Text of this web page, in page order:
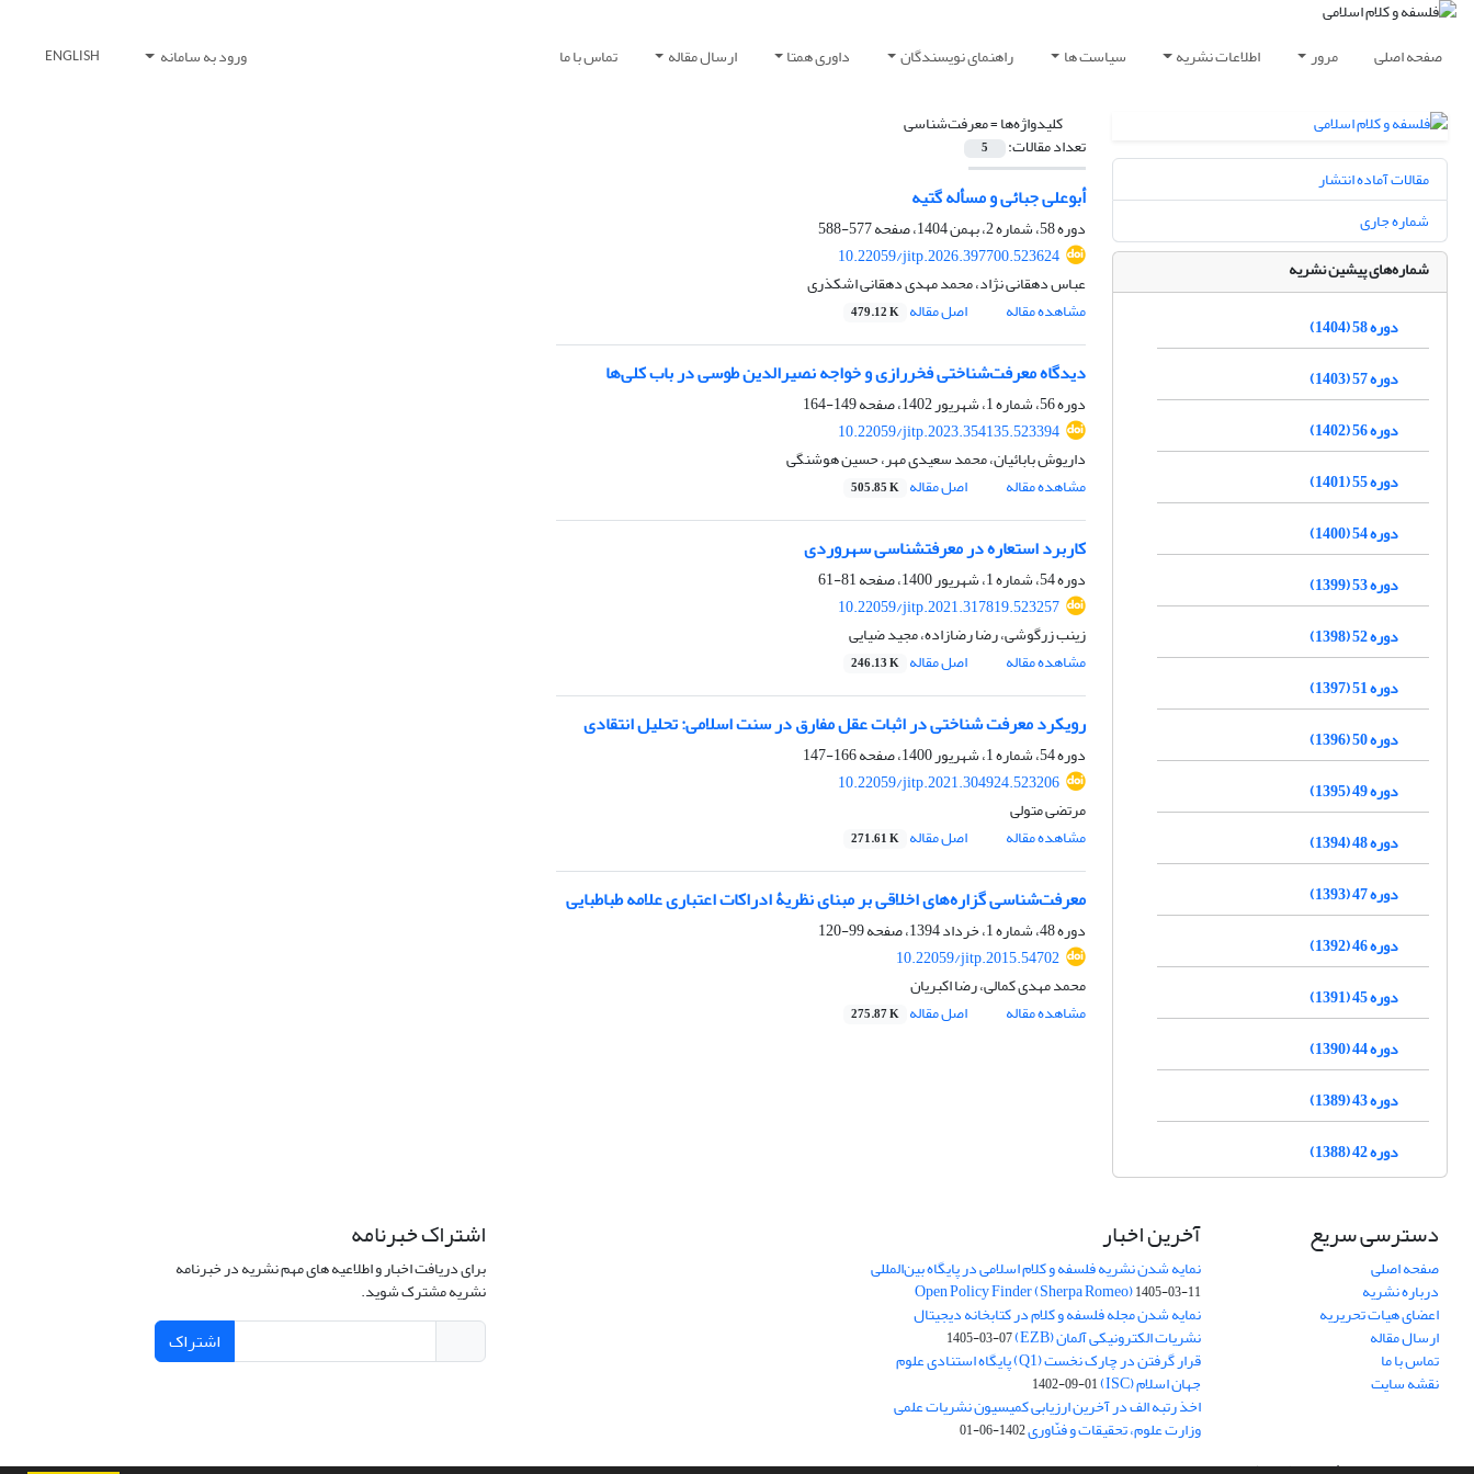
صفحه اصلی مرور اطلاعات نشریه سیاست ها راهنمای نویسندگان داوری همتا ارسال مقاله تماس با ما ورود به سامانه ENGLISH
کلیدواژه‌ها =معرفت‌شناسی
تعداد مقالات: 5
أبوعلی جبائی و مسأله گتیه
دوره 58، شماره 2، بهمن 1404، صفحه
577-588
10.22059/jitp.2026.397700.523624
عباس دهقانی نژاد، محمد مهدی دهقانی اشکذری
مشاهده مقاله
اصل مقاله 479.12 K
دیدگاه معرفت‌شناختی فخررازی و خواجه نصیرالدین طوسی در باب کلی‌ها
دوره 56، شماره 1، شهریور 1402، صفحه
149-164
10.22059/jitp.2023.354135.523394
داریوش بابائیان، محمد سعیدی مهر، حسین هوشنگی
مشاهده مقاله
اصل مقاله 505.85 K
کاربرد استعاره در معرفتشناسی سهروردی
دوره 54، شماره 1، شهریور 1400، صفحه
81-61
10.22059/jitp.2021.317819.523257
زینب زرگوشی، رضا رضازاده، مجید ضیایی
مشاهده مقاله
اصل مقاله 246.13 K
رویکرد معرفت شناختی در اثبات عقل مفارق در سنت اسلامی: تحلیل انتقادی
دوره 54، شماره 1، شهریور 1400، صفحه
166-147
10.22059/jitp.2021.304924.523206
مرتضی متولی
مشاهده مقاله
اصل مقاله 271.61 K
معرفت‌شناسی گزاره‌های اخلاقی بر مبنای نظریۀ ادراکات اعتباری علامه طباطبایی
دوره 48، شماره 1، خرداد 1394، صفحه
99-120
10.22059/jitp.2015.54702
محمد مهدی کمالی، رضا اکبریان
مشاهده مقاله
اصل مقاله 275.87 K
مقالات آماده انتشار
شماره جاری
شماره‌های پیشین نشریه
دوره 58 (1404)
دوره 57 (1403)
دوره 56 (1402)
دوره 55 (1401)
دوره 54 (1400)
دوره 53 (1399)
دوره 52 (1398)
دوره 51 (1397)
دوره 50 (1396)
دوره 49 (1395)
دوره 48 (1394)
دوره 47 (1393)
دوره 46 (1392)
دوره 45 (1391)
دوره 44 (1390)
دوره 43 (1389)
دوره 42 (1388)
دسترسی سریع
صفحه اصلی
درباره نشریه
اعضای هیات تحریریه
ارسال مقاله
تماس با ما
نقشه سایت
آخرین اخبار
نمایه شدن نشریه فلسفه و کلام اسلامی در پایگاه بین‌المللی
Open Policy Finder (Sherpa Romeo)1405-03-11
نمایه شدن مجله فلسفه و کلام در کتابخانه دیجیتال
نشریات الکترونیکی آلمان (EZB) 1405-03-07
قرار گرفتن در چارک نخست (Q1) پایگاه استنادی علوم
جهان اسلام (ISC) 1402-09-01
اخذ رتبه الف در آخرین ارزیابی کمیسیون نشریات علمی
وزارت علوم، تحقیقات و فنّاوری1402-06-01
اشتراک خبرنامه
برای دریافت اخبار و اطلاعیه های مهم نشریه در خبرنامه
نشریه مشترک شوید.
اشتراک